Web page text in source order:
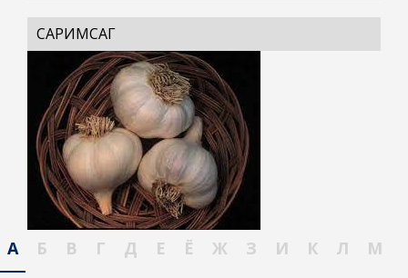
САРИМСАГ
А Б В Г Д Е Ё Ж З И К Л
М